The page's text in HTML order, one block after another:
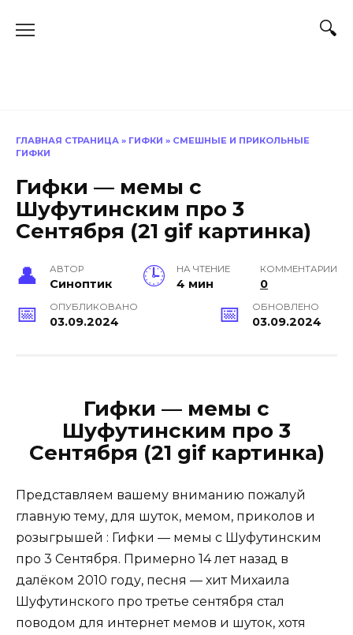
ГЛАВНАЯ СТРАНИЦА » ГИФКИ » СМЕШНЫЕ И ПРИКОЛЬНЫЕ
ГИФКИ
Гифки — мемы с
Шуфутинским про 3
Сентября (21 gif картинка)
АВТОР
Синоптик
НА ЧТЕНИЕ
4 мин
КОММЕНТАРИИ
0
ОПУБЛИКОВАНО
03.09.2024
ОБНОВЛЕНО
03.09.2024
Гифки — мемы с
Шуфутинским про 3
Сентября (21 gif картинка)
Представляем вашему вниманию пожалуй
главную тему, для шуток, мемом, приколов и
розыгрышей : Гифки — мемы с Шуфутинским
про 3 Сентября. Примерно 14 лет назад в
далёком 2010 году, песня — хит Михаила
Шуфутинского про третье сентября стал
поводом для интернет мемов и шуток, хотя